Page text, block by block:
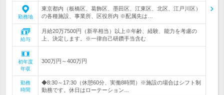
勤務地
東京都内（板橋区、葛飾区、墨田区、江東区、北区、江戸川区）
の各種施設、事業所、区役所内 ※配属先は…
給与
月給20万7500円（新卒相当）以上※年齢、経験、能力を考慮の
上、決定します。※一律自己研鑽手当含む
初年度
年収
300万円～400万円
勤務
時間
◆8:30～17:30（休憩60分、実働8時間）※施設の場合はシフト制
勤務です。休日はローテーション…